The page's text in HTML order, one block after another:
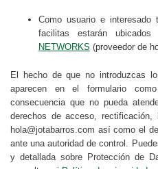
Como usuario e
facilitas estarán
NETWORKS (proveedor de
El hecho de que no introduzcas
aparecen en el formulario
consecuencia que no pueda
derechos de acceso,
hola@jotabarros.com así como el
ante una autoridad de control.
y detallada sobre Protección de